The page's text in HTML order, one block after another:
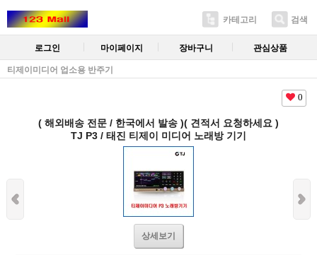
카테고리 검색
로그인 마이페이지 장바구니 관심상품
티제이미디어 업소용 반주기
0
( 해외배송 전문 / 한국에서 발송 )( 견적서 요청하세요 )
TJ P3 / 태진 티제이 미디어 노래방 기기
상세보기